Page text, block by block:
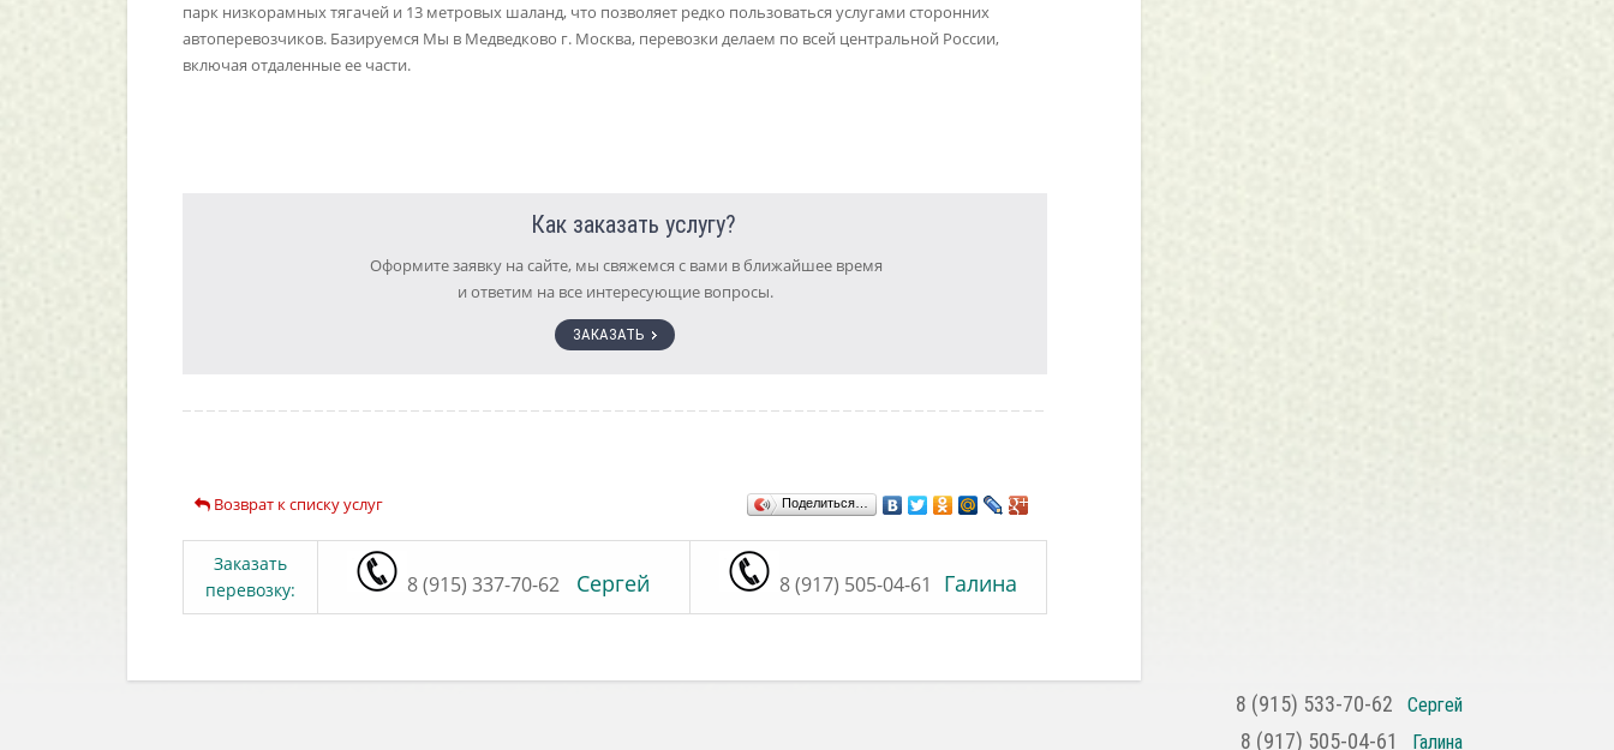
парк низкорамных тягачей и 13 метровых шаланд, что позволяет редко пользоваться услугами сторонних
автоперевозчиков. Базируемся Мы в Медведково г. Москва, перевозки делаем по всей центральной России,
включая отдаленные ее части.
Как заказать услугу?
Оформите заявку на сайте, мы свяжемся с вами в ближайшее время
и ответим на все интересующие вопросы.
ЗАКАЗАТЬ
Возврат к списку услуг Поделиться…
Заказать
перевозку:
8 (915) 337-70-62 Сергей 8 (917) 505-04-61 Галина
8 (915) 533-70-62 Сергей
8 (917) 505-04-61 Галина